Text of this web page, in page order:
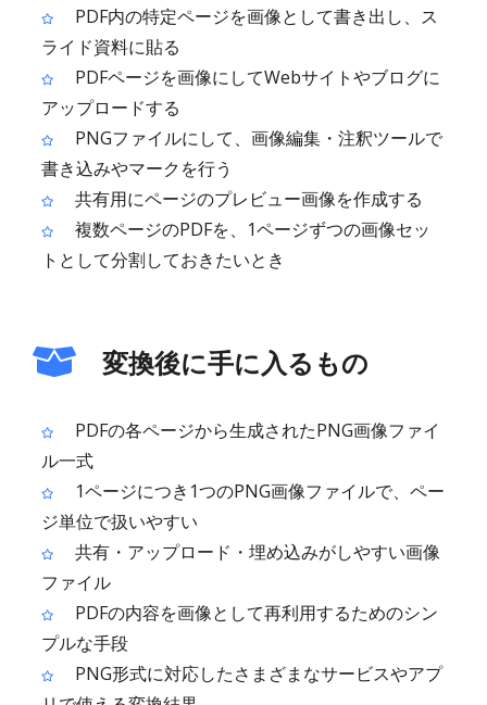
PDF内の特定ページを画像として書き出し、ス
ライド資料に貼る
PDFページを画像にしてWebサイトやブログに
アップロードする
PNGファイルにして、画像編集・注釈ツールで
書き込みやマークを行う
共有用にページのプレビュー画像を作成する
複数ページのPDFを、1ページずつの画像セッ
トとして分割しておきたいとき
変換後に手に入るもの
PDFの各ページから生成されたPNG画像ファイ
ル一式
1ページにつき1つのPNG画像ファイルで、ペー
ジ単位で扱いやすい
共有・アップロード・埋め込みがしやすい画像
ファイル
PDFの内容を画像として再利用するためのシン
プルな手段
PNG形式に対応したさまざまなサービスやアプ